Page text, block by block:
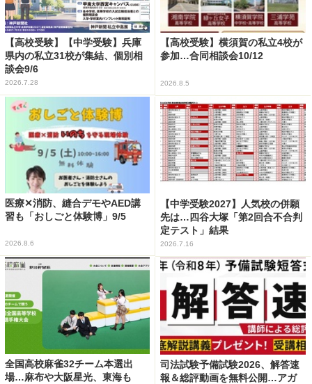
【高校受験】【中学受験】兵庫
県内の私立31校が集結、個別相
談会9/6
2026.7.28
【高校受験】横須賀の私立4校が
参加…合同相談会10/12
2026.8.5
医療✕消防、縫合デモやAED講
習も「おしごと体験博」9/5
2026.8.6
【中学受験2027】人気校の併願
先は…四谷大塚「第2回合不合判
定テスト」結果
2026.7.16
全国高校麻雀32チーム本選出
場…麻布や大阪星光、東海も
司法試験予備試験2026、解答速
報＆総評動画を無料公開…アガ